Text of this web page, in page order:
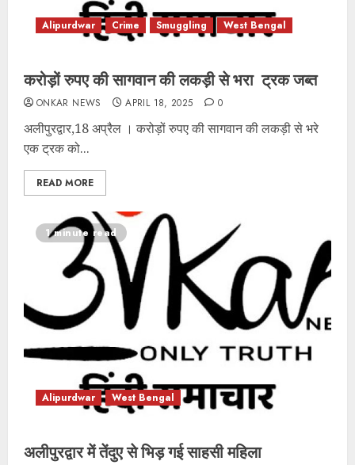
Alipurdwar Crime Smuggling West Bengal
करोड़ों रुपए की सागवान की लकड़ी से भरा ट्रक जब्त
ONKAR NEWS APRIL 18, 2025 0
अलीपुरद्वार,18 अप्रैल । करोड़ों रुपए की सागवान की लकड़ी से भरे
एक ट्रक को...
READ MORE
1 minute read
Alipurdwar West Bengal
अलीपुरद्वार में तेंदुए से भिड़ गई साहसी महिला